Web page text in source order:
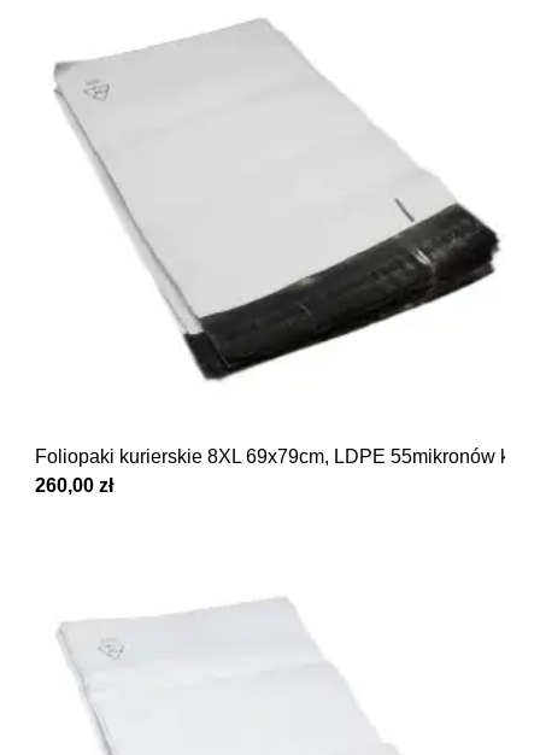
Foliopaki kurierskie 8XL 69x79cm, LDPE 55mikronów
260,00 zł